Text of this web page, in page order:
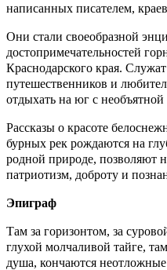
написанных писателем,
Они стали своеобразной
достопримечательностей
Краснодарского края.
путешественников и
отдыхать на юг с
Рассказы о красоте
бурных рек рождаются на
родной природе, позволяют
патриотизм, доброту и
Эпиграф
Там за горизонтом, за
глухой молчаливой тайге,
душа, кончаются неотложные